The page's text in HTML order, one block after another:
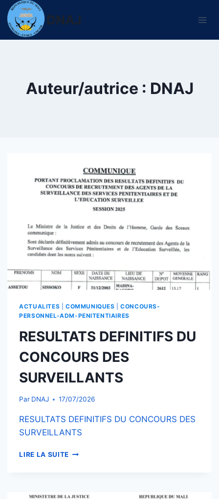
Aller
au
contenu
DNAJ
Auteur/autrice : DNAJ
ACTUALITES COMMUNIQUES |CONCOURS-
PERSONNEL-ADM-PENITENTIAIRES
RESULTATS DEFINITIFS DU
CONCOURS DES
SURVEILLANTS
Par DNAJ 17/07/2026
RESULTATS DEFINITIFS DU CONCOURS DES
SURVEILLANTS
LIRE LA SUITE RESULTATS
DES